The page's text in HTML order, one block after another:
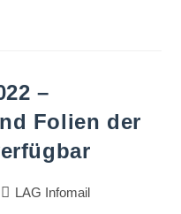
–
Folien der
LAG Infomail